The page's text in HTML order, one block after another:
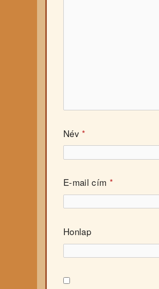
Név *
E-mail cím *
Honlap